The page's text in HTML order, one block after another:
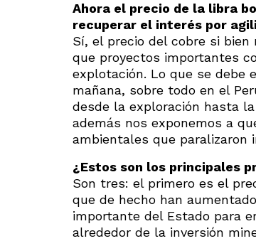
Ahora el precio de la libra
recuperar el interés por
Sí, el precio del cobre si
que proyectos importantes
explotación. Lo que se debe
mañana, sobre todo en el
desde la exploración hasta
además nos exponemos a
ambientales que paralizaron
¿Estos son los principales
Son tres: el primero es el
que de hecho han
importante del Estado para
alrededor de la inversión